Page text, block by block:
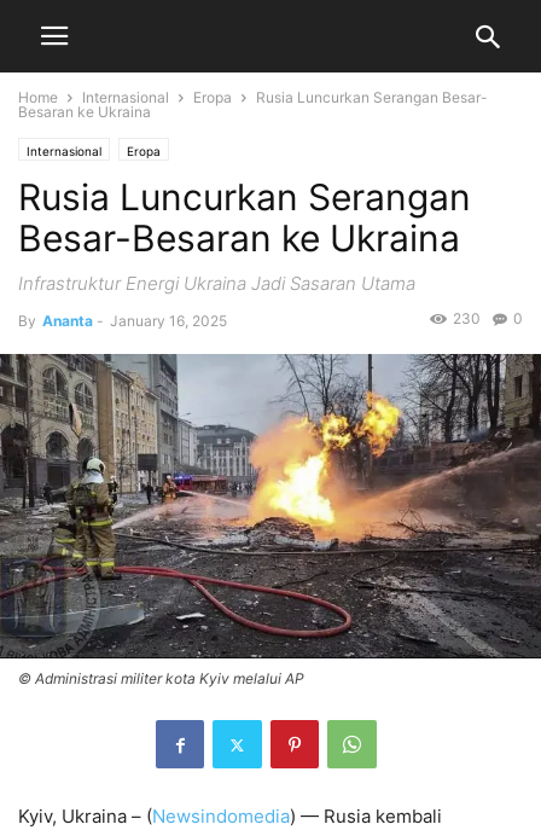
Home Internasional Eropa
Rusia Luncurkan Serangan Besar-
Besaran ke Ukraina
Internasional Eropa
Rusia Luncurkan Serangan
Besar-Besaran ke Ukraina
Infrastruktur Energi Ukraina Jadi Sasaran Utama
By Ananta - January 16, 2025 0
230
© Administrasi militer kota Kyiv melalui AP
Kyiv, Ukraina – (Newsindomedia) — Rusia kembali